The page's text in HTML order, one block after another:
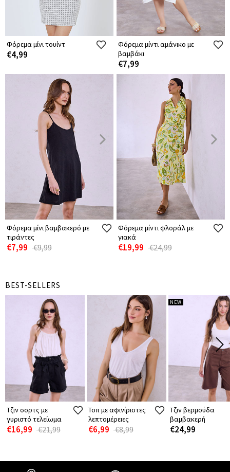
Φόρεμα μίνι τουίντ
€4,99
Φόρεμα μίντι αμάνικο με
βαμβάκι
€7,99
Φόρεμα μίνι βαμβακερό με
τιράντες
€7,99 €9,99
Φόρεμα μίντι φλοράλ με
γιακά
€19,99 €24,99
BEST-SELLERS
Τζιν σορτς με
γυριστό τελείωμα
€16,99 €21,99
Τοπ με αφινίριστες
λεπτομέρειες
€6,99 €8,99
NEW
Τζιν βερμούδα
βαμβακερή
€24,99